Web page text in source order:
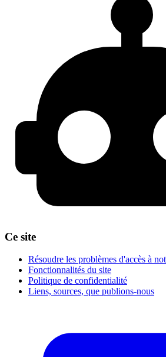
Ce site
Résoudre les problèmes d'accès à
Fonctionnalités du site
Politique de confidentialité
Liens, sources, que publions-nous